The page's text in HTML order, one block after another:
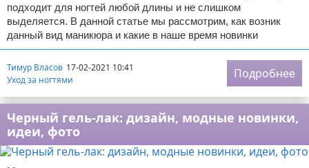
подходит для ногтей любой длины и не слишком
выделяется. В данной статье мы рассмотрим, как возник
данный вид маникюра и какие в наше время новинки
Тимур Власов 17-02-2021 10:41
Уход за ногтями
Подробнее
Черный гель-лак: дизайн, модные новинки,
идеи, фото